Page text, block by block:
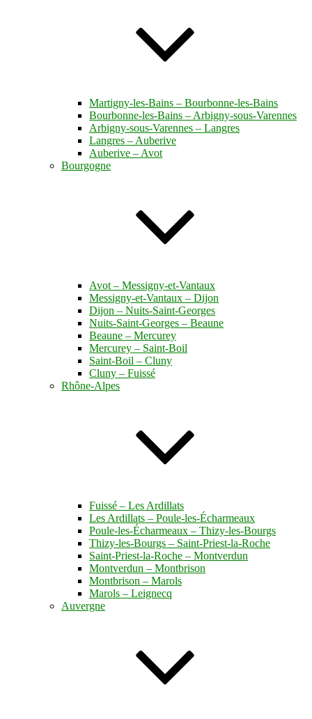
Martigny-les-Bains – Bourbonne-les-Bains
Bourbonne-les-Bains – Arbigny-sous-Varennes
Arbigny-sous-Varennes – Langres
Langres – Auberive
Auberive – Avot
Bourgogne
Avot – Messigny-et-Vantaux
Messigny-et-Vantaux – Dijon
Dijon – Nuits-Saint-Georges
Nuits-Saint-Georges – Beaune
Beaune – Mercurey
Mercurey – Saint-Boil
Saint-Boil – Cluny
Cluny – Fuissé
Rhône-Alpes
Fuissé – Les Ardillats
Les Ardillats – Poule-les-Écharmeaux
Poule-les-Écharmeaux – Thizy-les-Bourgs
Thizy-les-Bourgs – Saint-Priest-la-Roche
Saint-Priest-la-Roche – Montverdun
Montverdun – Montbrison
Montbrison – Marols
Marols – Leignecq
Auvergne